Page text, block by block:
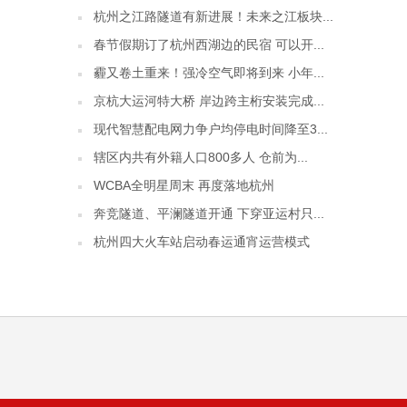
杭州之江路隧道有新进展！未来之江板块...
春节假期订了杭州西湖边的民宿 可以开...
霾又卷土重来！强冷空气即将到来 小年...
京杭大运河特大桥 岸边跨主桁安装完成...
现代智慧配电网力争户均停电时间降至3...
辖区内共有外籍人口800多人 仓前为...
WCBA全明星周末 再度落地杭州
奔竞隧道、平澜隧道开通 下穿亚运村只...
杭州四大火车站启动春运通宵运营模式